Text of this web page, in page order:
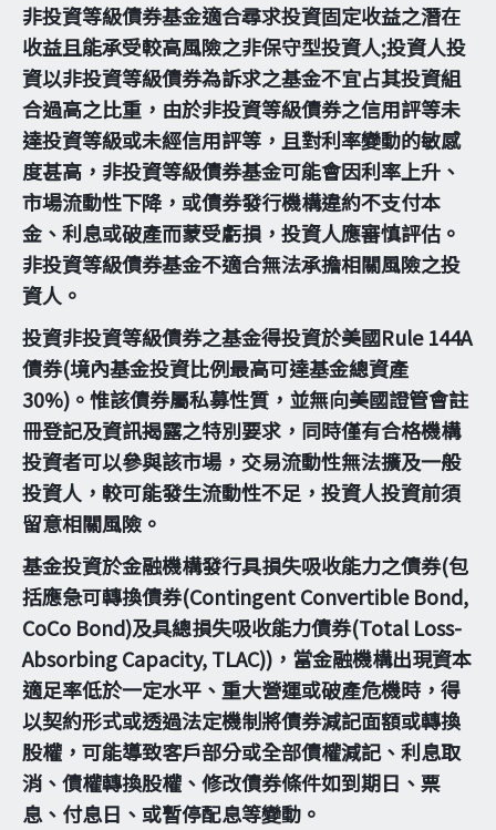
非投資等級債券基金適合尋求投資固定收益之潛在
收益且能承受較高風險之非保守型投資人;投資人投
資以非投資等級債券為訴求之基金不宜占其投資組
合過高之比重，由於非投資等級債券之信用評等未
達投資等級或未經信用評等，且對利率變動的敏感
度甚高，非投資等級債券基金可能會因利率上升、
市場流動性下降，或債券發行機構違約不支付本
金、利息或破產而蒙受虧損，投資人應審慎評估。
非投資等級債券基金不適合無法承擔相關風險之投
資人。
投資非投資等級債券之基金得投資於美國Rule 144A
債券(境內基金投資比例最高可達基金總資產
30%)。惟該債券屬私募性質，並無向美國證管會註
冊登記及資訊揭露之特別要求，同時僅有合格機構
投資者可以參與該市場，交易流動性無法擴及一般
投資人，較可能發生流動性不足，投資人投資前須
留意相關風險。
基金投資於金融機構發行具損失吸收能力之債券(包
括應急可轉換債券(Contingent Convertible Bond,
CoCo Bond)及具總損失吸收能力債券(Total Loss-
Absorbing Capacity, TLAC))，當金融機構出現資本
適足率低於一定水平、重大營運或破產危機時，得
以契約形式或透過法定機制將債券減記面額或轉換
股權，可能導致客戶部分或全部債權減記、利息取
消、債權轉換股權、修改債券條件如到期日、票
息、付息日、或暫停配息等變動。